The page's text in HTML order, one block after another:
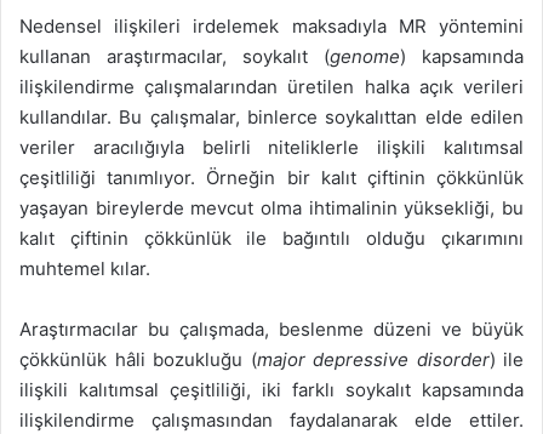
Nedensel ilişkileri irdelemek maksadıyla MR yöntemini
kullanan araştırmacılar, soykalıt (genome) kapsamında
ilişkilendirme çalışmalarından üretilen halka açık verileri
kullandılar. Bu çalışmalar, binlerce soykalıttan elde edilen
veriler aracılığıyla belirli niteliklerle ilişkili kalıtımsal
çeşitliliği tanımlıyor. Örneğin bir kalıt çiftinin çökkünlük
yaşayan bireylerde mevcut olma ihtimalinin yüksekliği, bu
kalıt çiftinin çökkünlük ile bağıntılı olduğu çıkarımını
muhtemel kılar.
Araştırmacılar bu çalışmada, beslenme düzeni ve büyük
çökkünlük hâli bozukluğu (major depressive disorder) ile
ilişkili kalıtımsal çeşitliliği, iki farklı soykalıt kapsamında
ilişkilendirme çalışmasından faydalanarak elde ettiler.